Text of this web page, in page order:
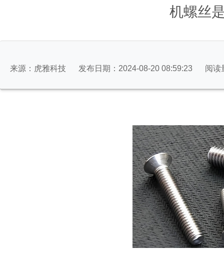
机螺丝
来源：虎雅科技 发布日期：2024-08-20 08:59:23 阅读